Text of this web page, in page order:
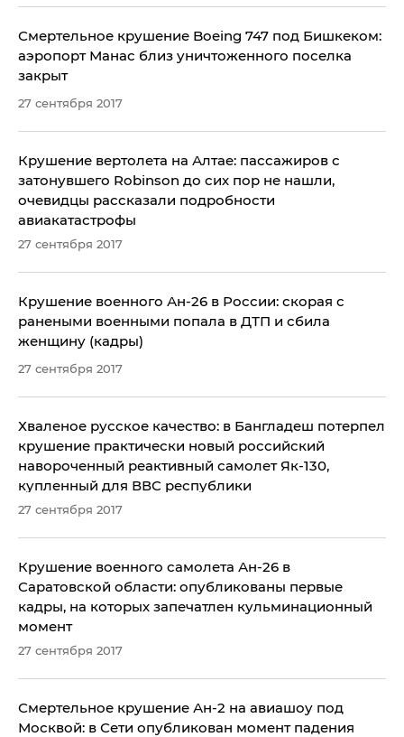
​Смертельное крушение Boeing 747 под Бишкеком:
аэропорт Манас близ уничтоженного поселка
закрыт
27 сентября 2017
Крушение вертолета на Алтае: пассажиров с
затонувшего Robinson до сих пор не нашли,
очевидцы рассказали подробности
авиакатастрофы
27 сентября 2017
Крушение военного Ан-26 в России: скорая с
ранеными военными попала в ДТП и сбила
женщину (кадры)
27 сентября 2017
​Хваленое русское качество: в Бангладеш потерпел
крушение практически новый российский
навороченный реактивный самолет Як-130,
купленный для ВВС республики
27 сентября 2017
Крушение военного самолета Ан-26 в
Саратовской области: опубликованы первые
кадры, на которых запечатлен кульминационный
момент
27 сентября 2017
Смертельное крушение Ан-2 на авиашоу под
Москвой: в Сети опубликован момент падения